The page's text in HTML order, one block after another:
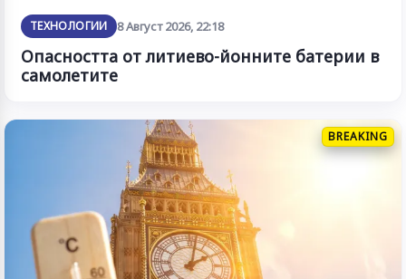
ТЕХНОЛОГИИ 8 Август 2026, 22:18
Опасността от литиево-йонните батерии в
самолетите
BREAKING